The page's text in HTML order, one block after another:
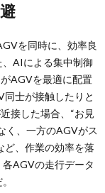
を同時に、効率良
AIによる集中制御
AGVを最適に配置
士が接触したりと
接した場合、“お見
く、一方のAGVがス
ど、作業の効率を落
AGVの走行データ